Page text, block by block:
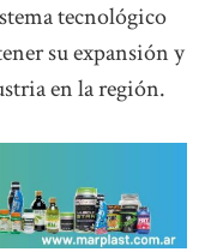
tecnológico
su expansión y
en la región.